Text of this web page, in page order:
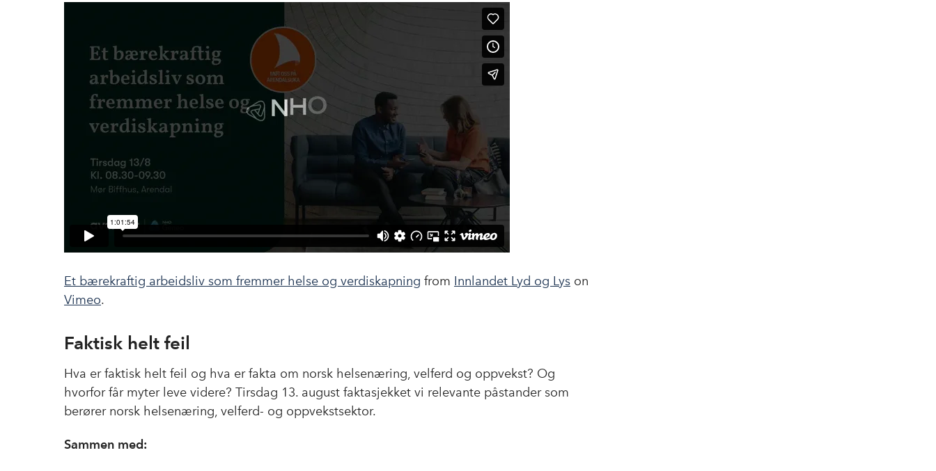
Et bærekraftig arbeidsliv som fremmer helse og verdiskapning from Innlandet Lyd og Lys on
Vimeo.
Faktisk helt feil
Hva er faktisk helt feil og hva er fakta om norsk helsenæring, velferd og oppvekst? Og
hvorfor får myter leve videre? Tirsdag 13. august faktasjekket vi relevante påstander som
berører norsk helsenæring, velferd- og oppvekstsektor.
Sammen med: